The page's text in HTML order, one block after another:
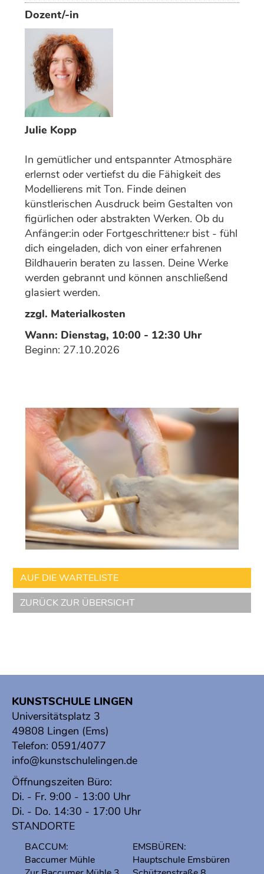
Dozent/-in
Julie Kopp
In gemütlicher und entspannter Atmosphäre
erlernst oder vertiefst du die Fähigkeit des
Modellierens mit Ton. Finde deinen
künstlerischen Ausdruck beim Gestalten von
figürlichen oder abstrakten Werken. Ob du
Anfänger:in oder Fortgeschrittene:r bist - fühl
dich eingeladen, dich von einer erfahrenen
Bildhauerin beraten zu lassen. Deine Werke
werden gebrannt und können anschließend
glasiert werden.
zzgl. Materialkosten
Wann: Dienstag, 10:00 - 12:30 Uhr
Beginn: 27.10.2026
AUF DIE WARTELISTE
ZURÜCK ZUR ÜBERSICHT
KUNSTSCHULE LINGEN
Universitätsplatz 3
49808 Lingen (Ems)
Telefon: 0591/4077
info@kunstschulelingen.de
Öffnungszeiten Büro:
Di. - Fr. 9:00 - 13:00 Uhr
Di. - Do. 14:30 - 17:00 Uhr
STANDORTE
BACCUM:
Baccumer Mühle
EMSBÜREN:
Hauptschule Emsbüren